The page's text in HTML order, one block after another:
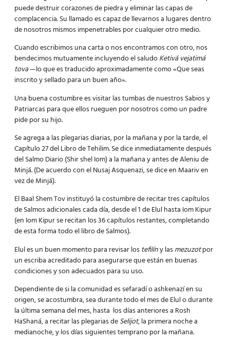
puede destruir corazones de piedra y eliminar las capas de
complacencia. Su llamado es capaz de llevarnos a lugares dentro
de nosotros mismos impenetrables por cualquier otro medio.
Cuando escribimos una carta o nos encontramos con otro, nos
bendecimos mutuamente incluyendo el saludoKetivá vejatimá
tova—lo que es traducido aproximadamente como «Que seas
inscrito y sellado para un buen año».
Una buena costumbre es visitar las tumbas de nuestros Sabios y
Patriarcas para que ellos rueguen por nosotros como un padre
pide por su hijo.
Se agrega a las plegarias diarias, por la mañana y por la tarde, el
Capítulo 27 del Libro de Tehilim. Se dice inmediatamente después
del Salmo Diario (Shir shel Iom) a la mañana y antes de Aleniu de
Minjá. (De acuerdo con el Nusaj Asquenazi, se dice en Maariv en
vez de Minjá).
El Baal Shem Tov instituyó la costumbre de recitar tres capítulos
de Salmos adicionales cada día, desde el 1 de Elul hasta Iom Kipur
(en Iom Kipur se recitan los 36 capítulos restantes, completando
de esta forma todo el libro de Salmos).
Elul es un buen momento para revisar lostefilíny lasmezuzotpor
un escriba acreditado para asegurarse que están en buenas
condiciones y son adecuados para su uso.
Dependiente de si la comunidad es sefaradí o ashkenazí en su
origen, se acostumbra, sea durante todo el mes de Elul o durante
la última semana del mes, hasta los días anteriores a Rosh
HaShaná, a recitar las plegarias deSelijot, la primera noche a
medianoche, y los días siguientes temprano por la mañana.